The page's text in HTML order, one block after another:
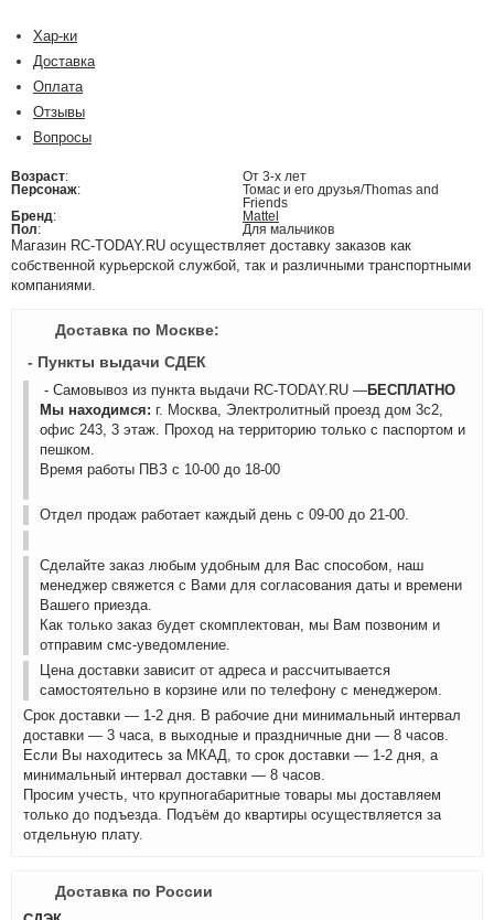
Хар-ки
Доставка
Оплата
Отзывы
Вопросы
Возраст:
От 3-х лет
Персонаж:
Томас и его друзья/Thomas and
Friends
Бренд:
Mattel
Пол: Для мальчиков
Магазин RC-TODAY.RU осуществляет доставку заказов как
собственной курьерской службой, так и различными транспортными
компаниями.
Доставка по Москве:
- Пункты выдачи СДЕК
- Самовывоз из пункта выдачи RC-TODAY.RU —БЕСПЛАТНО
Мы находимся: г. Москва, Электролитный проезд дом 3с2,
офис 243, 3 этаж. Проход на территорию только с паспортом и
пешком.
Время работы ПВЗ с 10-00 до 18-00
Отдел продаж работает каждый день с 09-00 до 21-00.
Сделайте заказ любым удобным для Вас способом, наш
менеджер свяжется с Вами для согласования даты и времени
Вашего приезда.
Как только заказ будет скомплектован, мы Вам позвоним и
отправим смс-уведомление.
Цена доставки зависит от адреса и рассчитывается
самостоятельно в корзине или по телефону с менеджером.
Срок доставки — 1-2 дня. В рабочие дни минимальный интервал
доставки — 3 часа, в выходные и праздничные дни — 8 часов.
Если Вы находитесь за МКАД, то срок доставки — 1-2 дня, а
минимальный интервал доставки — 8 часов.
Просим учесть, что крупногабаритные товары мы доставляем
только до подъезда. Подъём до квартиры осуществляется за
отдельную плату.
Доставка по России